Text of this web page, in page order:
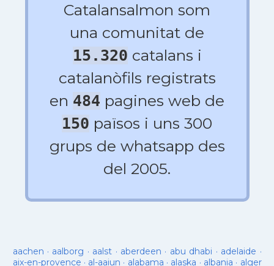
Catalansalmon som
una comunitat de
15.320 catalans i
catalanòfils registrats
en 484 pagines web de
150 països i uns 300
grups de whatsapp des
del 2005.
aachen · aalborg · aalst · aberdeen · abu dhabi · adelaide ·
aix-en-provence · al-aaiun · alabama · alaska · albania · alger